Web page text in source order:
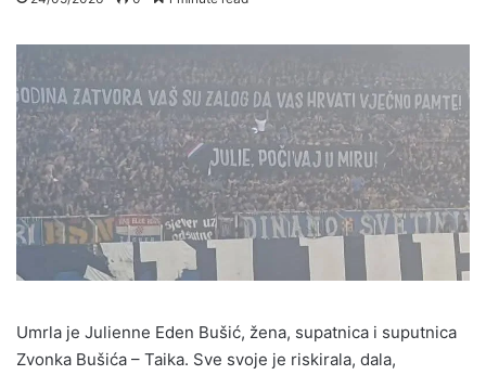
Umrla je Julienne Eden Bušić, žena, supatnica i suputnica
Zvonka Bušića – Taika. Sve svoje je riskirala, dala,